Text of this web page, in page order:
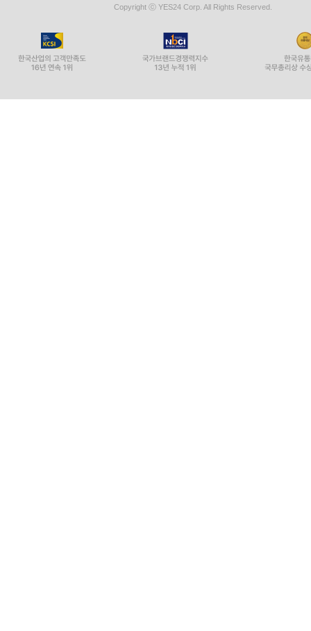
Copyright ⓒ YES24 Corp. All Rights Reserved.